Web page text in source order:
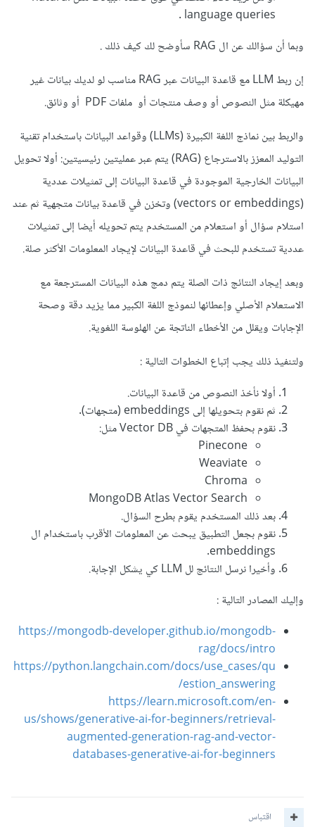
language queries .
وبما أن سؤالك عن ال RAG سأوضح لك كيف ذلك .
إن ربط LLM مع قاعدة البيانات عبر RAG مناسب لو لديك بيانات غير
مهيكلة مثل النصوص أو وصف منتجات أو ملفات PDF أو وثائق.
والربط بين نماذج اللغة الكبيرة (LLMs) وقواعد البيانات باستخدام تقنية
التوليد المعزز بالاسترجاع (RAG) يتم عبر عمليتين رئيسيتين: أولا تحويل
البيانات الخارجية الموجودة في قاعدة البيانات إلى تمثيلات عددية
(vectors or embeddings) وتخزن في قاعدة بيانات متجهية ثم عند
استلام سؤال أو استعلام من المستخدم يتم تحويله أيضا إلى تمثيلات
عددية تستخدم للبحث في قاعدة البيانات لإيجاد المعلومات الأكثر صلة.
وبعد إيجاد النتائج ذات الصلة يتم دمج هذه البيانات المسترجعة مع
الاستعلام الأصلي وإعطائها لنموذج اللغة الكبير مما يزيد دقة وصحة
الإجابات ويقلل من الأخطاء الناتجة عن الهلوسة اللغوية.
ولتنفيذ ذلك يجب إتباع الخطوات التالية
أولا نأخذ النصوص من قاعدة البيانات.
ثم نقوم بتحويلها إلى embeddings (متجهات).
نقوم بحفظ المتجهات في Vector DB مثل:
Pinecone
Weaviate
Chroma
MongoDB Atlas Vector Search
بعد ذلك المستخدم يقوم بطرح السؤال.
نقوم بجعل التطبيق يبحث عن المعلومات الأقرب باستخدام ال
embeddings.
وأخيرا نرسل النتائج لل LLM كي يشكل الإجابة.
وإليك المصادر التالية
https://mongodb-developer.github.io/mongodb-
rag/docs/intro
https://python.langchain.com/docs/use_cases/qu
estion_answering/
https://learn.microsoft.com/en-
us/shows/generative-ai-for-beginners/retrieval-
augmented-generation-rag-and-vector-
databases-generative-ai-for-beginners
اقتباس